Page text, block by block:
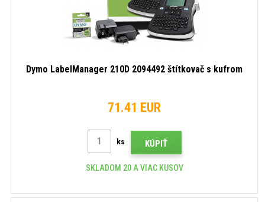
Dymo LabelManager 210D 2094492 štítkovač s kufrom
71.41 EUR
ks KÚPIŤ
SKLADOM 20 A VIAC KUSOV